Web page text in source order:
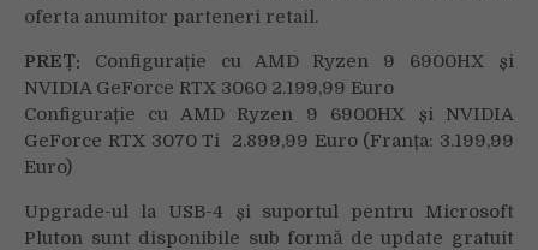
oferta anumitor parteneri retail.
PREȚ: Configurație cu AMD Ryzen 9 6900HX și
NVIDIA GeForce RTX 3060 2.199,99 Euro
Configurație cu AMD Ryzen 9 6900HX și NVIDIA
GeForce RTX 3070 Ti 2.899,99 Euro (Franța: 3.199,99
Euro)
Upgrade-ul la USB-4 și suportul pentru Microsoft
Pluton sunt disponibile sub formă de update gratuit